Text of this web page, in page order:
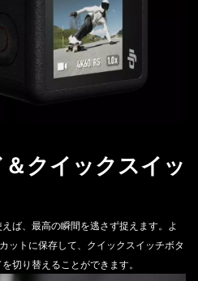
クイックスイッ
ば、最高の瞬間を逃さず捉えます。よ
ットに保存して、クイックスイッチボタ
切り替えることができます。